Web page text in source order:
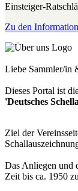
Einsteiger-
Zu den
Liebe Sammler/in
Dieses Portal ist
'Deutsches
Ziel der
Das Anliegen und
Zeit bis ca. 1950